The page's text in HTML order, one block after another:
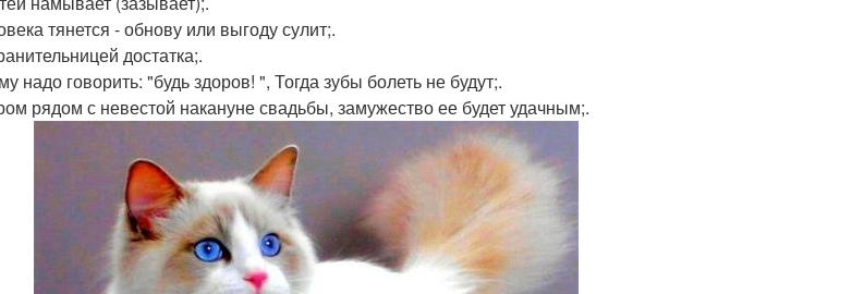
тянется - обнову или выгоду сулит;.
достатка;.
надо говорить: "будь здоров! ", Тогда зубы болеть не будут;.
рядом с невестой накануне свадьбы, замужество ее будет удачным;.